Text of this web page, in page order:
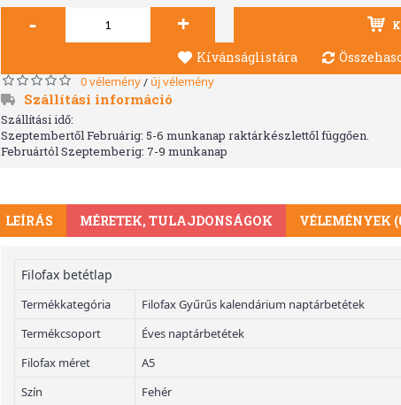
- +
Kívánságlistára
0 vélemény/ új vélemény
Szállítási információ
Szállítási idő:
Szeptembertől Februárig: 5-6 munkanap raktárkészlettől függően.
Februártól Szeptemberig: 7-9 munkanap
LEÍRÁS MÉRETEK, TULAJDONSÁGOK VÉLEMÉNYEK
Filofax betétlap
Termékkategória
Filofax Gyűrűs kalendárium naptárbetétek
Termékcsoport
Éves naptárbetétek
Filofax méret
A5
Szín
Fehér